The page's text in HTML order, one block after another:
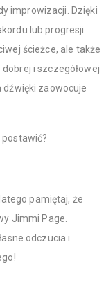
improwizacji. Dzięki
lub progresji
ścieżce, ale także
i szczegółowej
dźwięki zaowocuje
postawić?
pamiętaj, że
Jimmi Page.
odczucia i